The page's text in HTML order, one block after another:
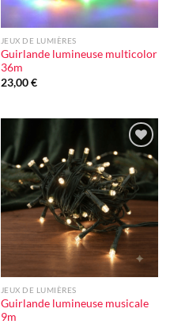
JEUX DE LUMIÈRES
Guirlande lumineuse multicolor
36m
23,00€
Ajouter
à la liste
d'envie
JEUX DE LUMIÈRES
Guirlande lumineuse musicale
9m